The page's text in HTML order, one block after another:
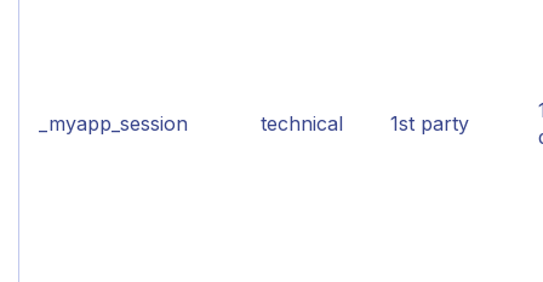
_myapp_session technical 1st party